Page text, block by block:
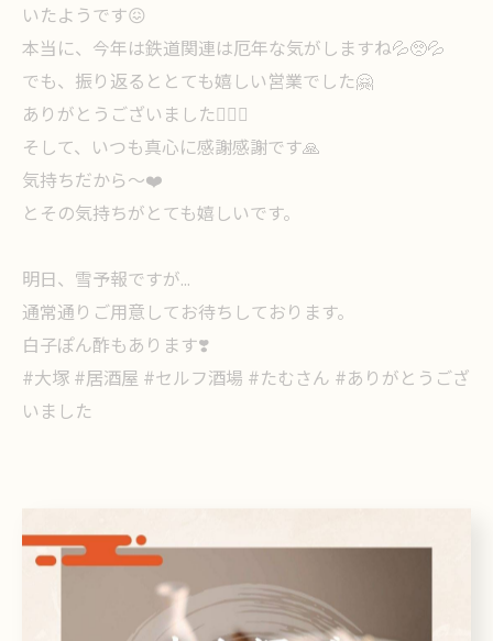
いたようです😖
本当に、今年は鉄道関連は厄年な気がしますね💦🥺💦
でも、振り返るととても嬉しい営業でした🤗
ありがとうございました🙇🏻‍♀️
そして、いつも真心に感謝感謝です🙏
気持ちだから〜❤️
とその気持ちがとても嬉しいです。
明日、雪予報ですが…
通常通りご用意してお待ちしております。
白子ぽん酢もあります❣️
#大塚 #居酒屋 #セルフ酒場 #たむさん #ありがとうござ
いました
< 前のページ